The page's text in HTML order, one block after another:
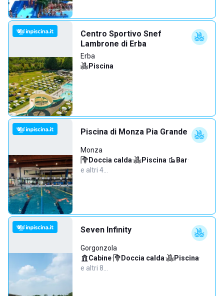
Centro Sportivo Snef
Lambrone di Erba
Erba
Piscina
Piscina di Monza Pia Grande
Monza
Doccia calda· Piscina· Bar·
e altri 4…
Seven Infinity
Gorgonzola
Cabine· Doccia calda· Piscina·
e altri 8…